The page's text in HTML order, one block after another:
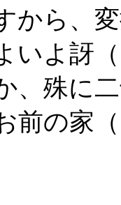
から、
いよ訝
、殊に
前の家